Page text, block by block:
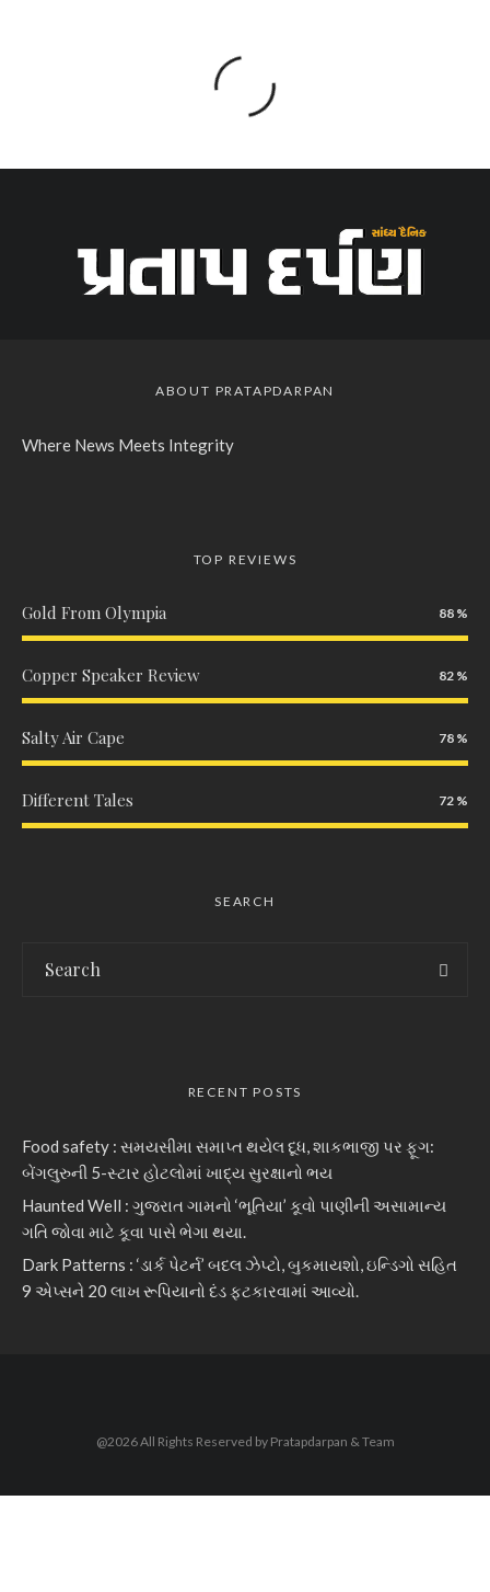
ABOUT PRATAPDARPAN
Where News Meets Integrity
TOP REVIEWS
Gold From Olympia 88
Copper Speaker Review 82
Salty Air Cape 78
Different Tales 72
SEARCH
RECENT POSTS
Food safety : સમયસીમા સમાપ્ત થયેલ દૂધ, શાકભાજી પર ફૂગ:
બેંગલુરુની 5-સ્ટાર હોટલોમાં ખાદ્ય સુરક્ષાનો ભય
Haunted Well : ગુજરાત ગામનો ‘ભૂતિયા’ કૂવો પાણીની અસામાન્ય
ગતિ જોવા માટે કૂવા પાસે ભેગા થયા.
Dark Patterns : ‘ડાર્ક પેટર્ન’ બદલ ઝેપ્ટો, બુકમાયશો, ઇન્ડિગો સહિત
9 એપ્સને 20 લાખ રૂપિયાનો દંડ ફટકારવામાં આવ્યો.
@2026 All Rights Reserved by Pratapdarpan & Team